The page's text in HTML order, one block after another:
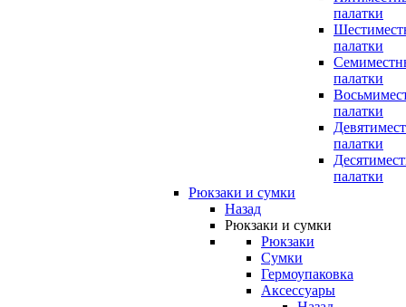
палатки
палатки
палатки
палатки
палатки
палатки
Рюкзаки и сумки
Назад
Рюкзаки и сумки
Рюкзаки
Сумки
Гермоупаковка
Аксессуары